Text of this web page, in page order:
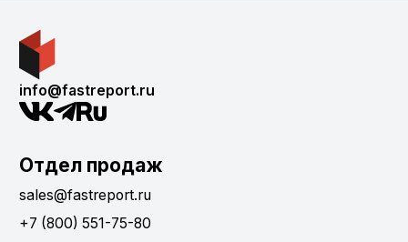
info@fastreport.ru
Отдел продаж
sales@fastreport.ru
+7 (800) 551-75-80